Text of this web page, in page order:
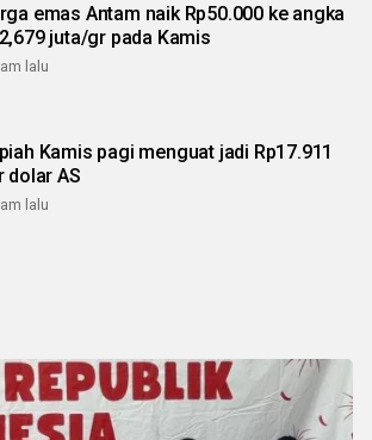
emas Antam naik Rp50.000 ke angka
juta/gr pada Kamis
lalu
Kamis pagi menguat jadi Rp17.911
dolar AS
lalu